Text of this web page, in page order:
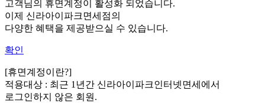
고객님의 휴면계정이 활성화 되었습니다.
이제 신라아이파크면세점의
다양한 혜택을 제공받으실 수 있습니다.
확인
[휴면계정이란?]
적용대상 : 최근 1년간 신라아이파크인터넷면세에서
로그인하지 않은 회원.